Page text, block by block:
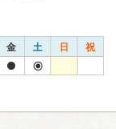
金 土 日 祝